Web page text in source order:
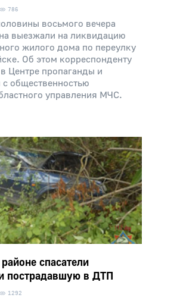
786
восьмого вечера
выезжали на ликвидацию
жилого дома по переулку
Об этом корреспонденту
Центре пропаганды и
общественностью
управления МЧС.
спасатели
пострадавшую в ДТП
1292